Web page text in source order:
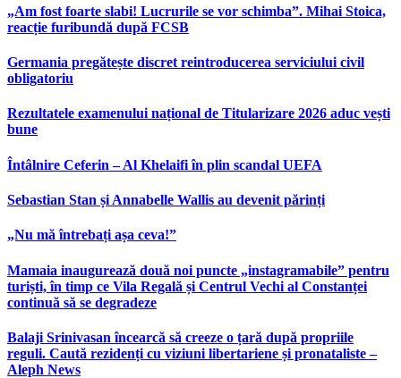
„Am fost foarte slabi! Lucrurile se vor schimba”. Mihai Stoica,
reacție furibundă după FCSB
Germania pregătește discret reintroducerea serviciului civil
obligatoriu
Rezultatele examenului național de Titularizare 2026 aduc vești
bune
Întâlnire Ceferin – Al Khelaifi în plin scandal UEFA
Sebastian Stan și Annabelle Wallis au devenit părinți
„Nu mă întrebați așa ceva!”
Mamaia inaugurează două noi puncte „instagramabile” pentru
turiști, în timp ce Vila Regală și Centrul Vechi al Constanței
continuă să se degradeze
Balaji Srinivasan încearcă să creeze o țară după propriile
reguli. Caută rezidenți cu viziuni libertariene și pronataliste –
Aleph News